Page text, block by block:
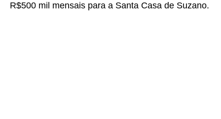
R$500 mil mensais para a Santa Casa de Suzano.